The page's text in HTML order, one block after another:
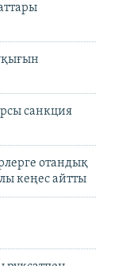
санкция
отандық
кеңес айтты